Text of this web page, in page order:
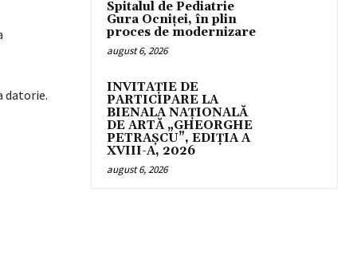
datorie.
Spitalul de Pediatrie
Gura Ocniței, în plin
proces de modernizare
august 6, 2026
INVITAȚIE DE
PARTICIPARE LA
BIENALA NAȚIONALĂ
DE ARTĂ „GHEORGHE
PETRAȘCU”, EDIŢIA A
XVIII-A, 2026
august 6, 2026